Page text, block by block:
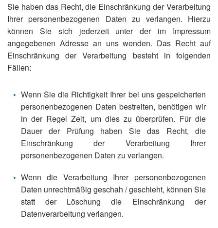
Sie haben das Recht, die Einschränkung der Verarbeitung
Ihrer personenbezogenen Daten zu verlangen. Hierzu
können Sie sich jederzeit unter der im Impressum
angegebenen Adresse an uns wenden. Das Recht auf
Einschränkung der Verarbeitung besteht in folgenden
Fällen:
Wenn Sie die Richtigkeit Ihrer bei uns gespeicherten
personenbezogenen Daten bestreiten, benötigen wir
in der Regel Zeit, um dies zu überprüfen. Für die
Dauer der Prüfung haben Sie das Recht, die
Einschränkung der Verarbeitung Ihrer
personenbezogenen Daten zu verlangen.
Wenn die Verarbeitung Ihrer personenbezogenen
Daten unrechtmäßig geschah / geschieht, können Sie
statt der Löschung die Einschränkung der
Datenverarbeitung verlangen.